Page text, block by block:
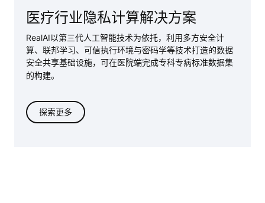
医疗行业隐私计算解决方案
RealAI以第三代人工智能技术为依托，利用多方安全计
算、联邦学习、可信执行环境与密码学等技术打造的数据
安全共享基础设施，
可在医院端完成专科专病标准数据集
的构建。
探索更多